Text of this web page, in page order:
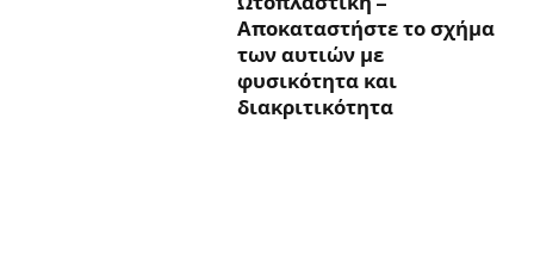
Αποκαταστήστε το σχήμα
των αυτιών με
φυσικότητα και
διακριτικότητα